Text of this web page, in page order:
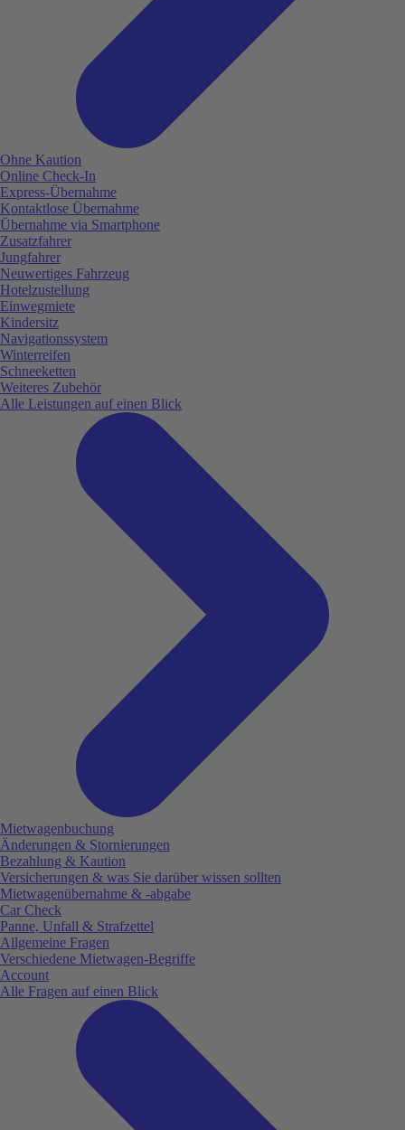
Ohne Kaution
Online Check-In
Express-Übernahme
Kontaktlose Übernahme
Übernahme via Smartphone
Zusatzfahrer
Jungfahrer
Neuwertiges Fahrzeug
Hotelzustellung
Einwegmiete
Kindersitz
Navigationssystem
Winterreifen
Schneeketten
Weiteres Zubehör
Alle Leistungen auf einen Blick
Mietwagenbuchung
Änderungen & Stornierungen
Bezahlung & Kaution
Versicherungen & was Sie darüber wissen sollten
Mietwagenübernahme & -abgabe
Car Check
Panne, Unfall & Strafzettel
Allgemeine Fragen
Verschiedene Mietwagen-Begriffe
Account
Alle Fragen auf einen Blick